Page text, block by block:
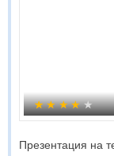
Презентация на